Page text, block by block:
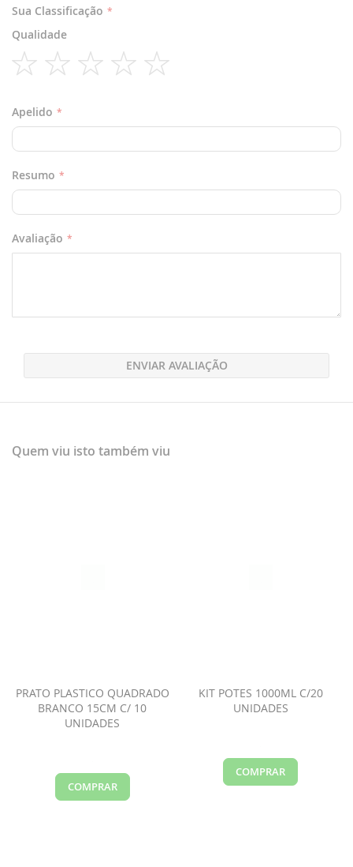
Sua Classificação
Qualidade
Apelido
Resumo
Avaliação
ENVIAR AVALIAÇÃO
Quem viu isto também viu
PRATO PLASTICO QUADRADO
BRANCO 15CM C/ 10
UNIDADES
COMPRAR
KIT POTES 1000ML C/20
UNIDADES
COMPRAR